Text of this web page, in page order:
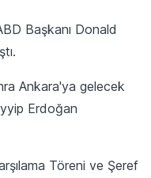
Başkanı Donald
Ankara'ya gelecek
Erdoğan
Töreni ve Şeref